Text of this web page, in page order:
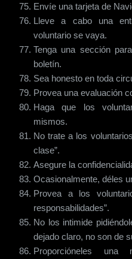
Envíe una tarjeta de
Lleve a cabo una
voluntario se vaya.
Tenga una sección
boletín.
Sea honesto en toda
Provea una evaluación
Haga que los
mismos.
No trate a los
clase”.
Asegure la
Ocasionalmente, déles
Provea a los
responsabilidades”.
No los intimide
dejado claro, no son de
Proporcióneles